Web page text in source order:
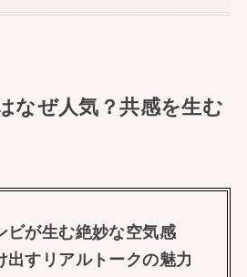
なぜ人気？共感を生む
ビが生む絶妙な空気感
出すリアルトークの魅力